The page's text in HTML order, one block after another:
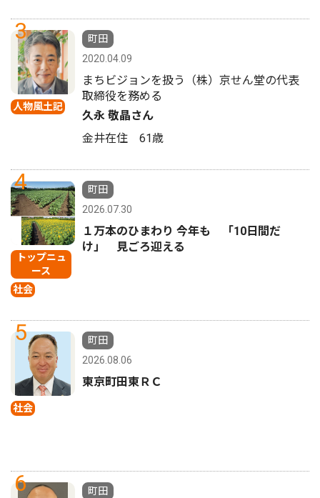
3
人物風土記
町田
2020.04.09
まちビジョンを扱う（株）京せん堂の代表
取締役を務める
久永 敬晶さん
金井在住 61歳
4
トップニュ
ース
社会
町田
2026.07.30
１万本のひまわり 今年も 「10日間だ
け」 見ごろ迎える
5
社会
町田
2026.08.06
東京町田東ＲＣ
6
町田